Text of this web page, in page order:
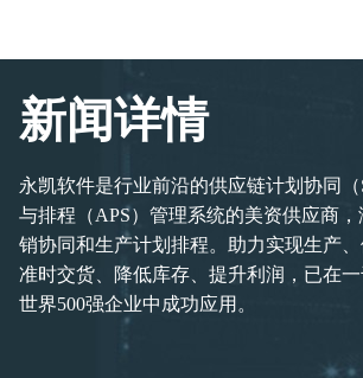
新闻详情
永凯软件是行业前沿的供应链计划协同（
与排程（APS）管理系统的美资供应商
销协同和生产计划排程。助力实现生产、
准时交货、降低库存、提升利润，已在
世界500强企业中成功应用。